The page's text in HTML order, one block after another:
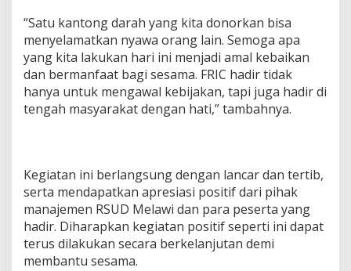
h
i
R
S
U
D
M
w
“Satu kantong darah yang kita donorkan bisa
menyelamatkan nyawa orang lain. Semoga apa
yang kita lakukan hari ini menjadi amal kebaikan
dan bermanfaat bagi sesama. FRIC hadir tidak
hanya untuk mengawal kebijakan, tapi juga hadir di
tengah masyarakat dengan hati,” tambahnya.
Kegiatan ini berlangsung dengan lancar dan tertib,
serta mendapatkan apresiasi positif dari pihak
manajemen RSUD Melawi dan para peserta yang
hadir. Diharapkan kegiatan positif seperti ini dapat
terus dilakukan secara berkelanjutan demi
membantu sesama.